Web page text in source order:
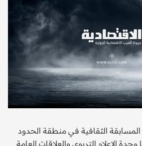
الثقافية في منطقة الحدود
الإعلام التربوي والعلاقات العامة